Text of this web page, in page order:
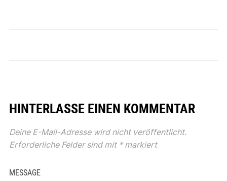
HINTERLASSE EINEN KOMMENTAR
Deine E-Mail-Adresse wird nicht veröffentlicht.
Erforderliche Felder sind mit *markiert
MESSAGE